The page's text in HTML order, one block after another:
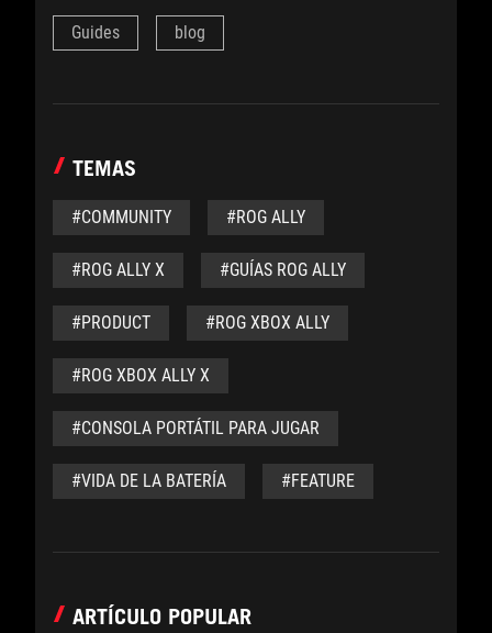
Guides blog
TEMAS
#COMMUNITY #ROG ALLY
#ROG ALLY X #GUÍAS ROG ALLY
#PRODUCT #ROG XBOX ALLY
#ROG XBOX ALLY X
#CONSOLA PORTÁTIL PARA JUGAR
#VIDA DE LA BATERÍA #FEATURE
ARTÍCULO POPULAR